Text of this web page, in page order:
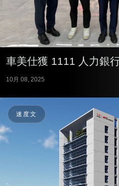
車美仕獲 1111 人力銀
10月 08, 2025
速度文